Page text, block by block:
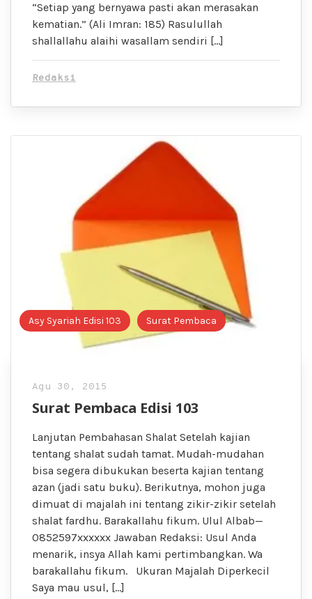
“Setiap yang bernyawa pasti akan merasakan
kematian.” (Ali Imran: 185) Rasulullah
shallallahu alaihi wasallam sendiri […]
Redaksi
Asy Syariah Edisi 103 Surat Pembaca
Agu 30, 2015
Surat Pembaca Edisi 103
Lanjutan Pembahasan Shalat Setelah kajian
tentang shalat sudah tamat. Mudah-mudahan
bisa segera dibukukan beserta kajian tentang
azan (jadi satu buku). Berikutnya, mohon juga
dimuat di majalah ini tentang zikir-zikir setelah
shalat fardhu. Barakallahu fikum. Ulul Albab—
0852597xxxxxx Jawaban Redaksi: Usul Anda
menarik, insya Allah kami pertimbangkan. Wa
barakallahu fikum. Ukuran Majalah Diperkecil
Saya mau usul, […]